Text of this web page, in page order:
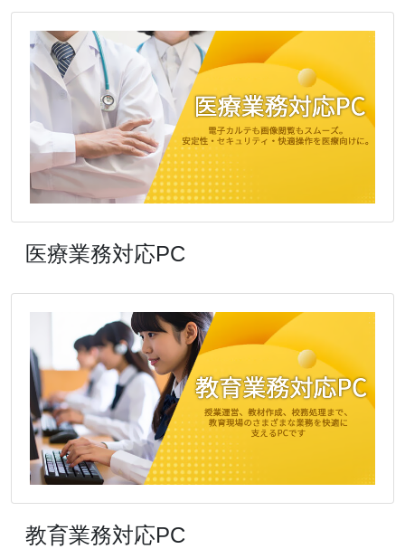
医療業務対応PC
教育業務対応PC